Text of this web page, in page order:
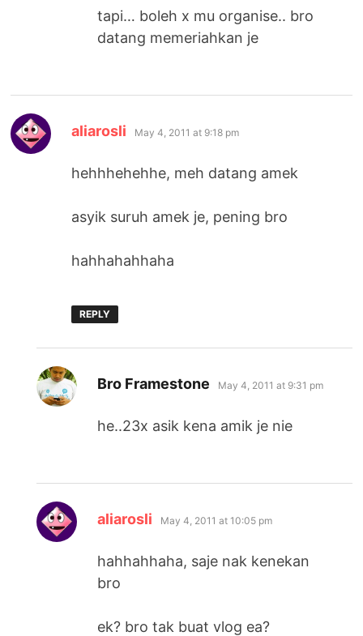
tapi… boleh x mu organise.. bro
datang memeriahkan je
aliarosli says:
May 4, 2011 at 9:18 pm
hehhhehehhe, meh datang amek
asyik suruh amek je, pening bro
hahhahahhaha
REPLY
Bro Framestone says:
May 4, 2011 at 9:31 pm
he..23x asik kena amik je nie
aliarosli says:
May 4, 2011 at 10:05 pm
hahhahhaha, saje nak kenekan
bro
ek? bro tak buat vlog ea?